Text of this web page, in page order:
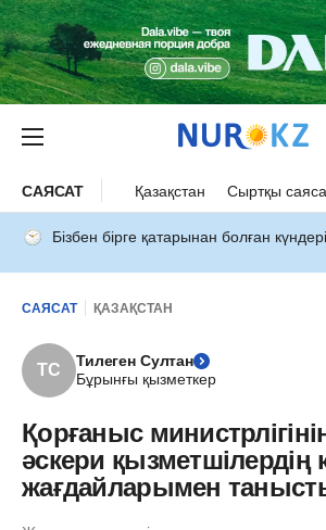
САЯСАТ Қазақстан Сыртқы
Бізбен бірге қатарынан болған
САЯСАТ ҚАЗАҚСТАН
ТС
Тилеген Султан
Бұрынғы қызметкер
Қорғаныс
әскери қызметшілердің
жағдайларымен